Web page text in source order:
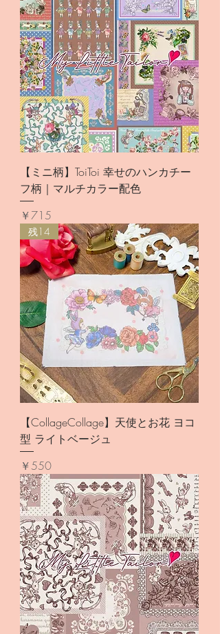
【ミニ柄】ToiToi 幸せのハンカチー
フ柄｜マルチカラー配色
価格
￥715
残14
【CollageCollage】天使とお花 ヨコ
型 ライトベージュ
価格
￥550